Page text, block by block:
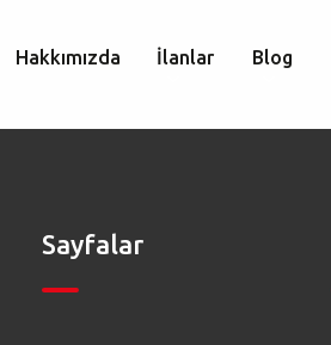
Hakkımızda İlanlar Blog
Sayfalar